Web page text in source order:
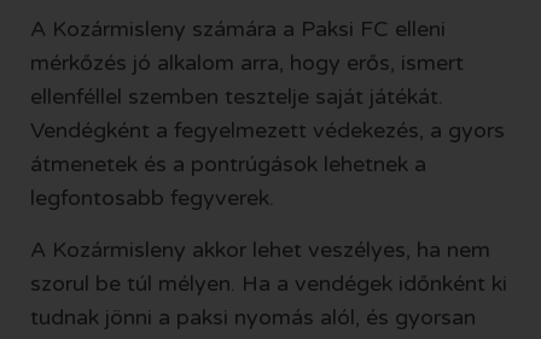
A Kozármisleny számára a Paksi FC elleni
mérkőzés jó alkalom arra, hogy erős, ismert
ellenféllel szemben tesztelje saját játékát.
Vendégként a fegyelmezett védekezés, a gyors
átmenetek és a pontrúgások lehetnek a
legfontosabb fegyverek.
A Kozármisleny akkor lehet veszélyes, ha nem
szorul be túl mélyen. Ha a vendégek időnként ki
tudnak jönni a paksi nyomás alól, és gyorsan